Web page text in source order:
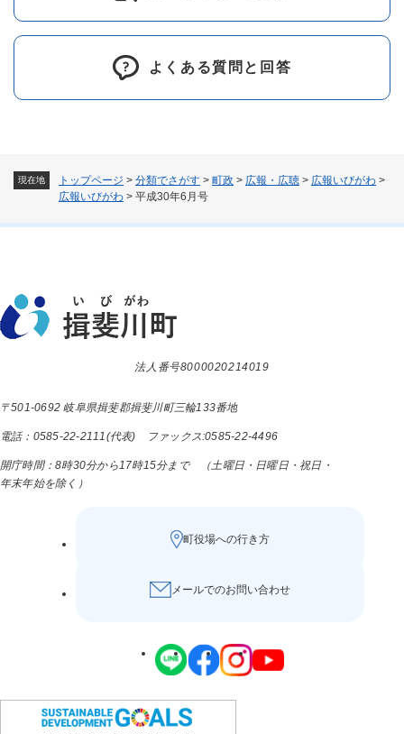
現在地 トップページ > 分類でさがす > 町政 > 広報・広聴 > 広報いびがわ >
広報いびがわ > 平成30年6月号
よくある質問と回答
法人番号8000020214019
〒501-0692 岐阜県揖斐郡揖斐川町三輪133番地
電話：0585-22-2111(代表) ファックス:0585-22-4496
開庁時間：8時30分から17時15分まで （土曜日・日曜日・祝日・
年末年始を除く）
町役場への行き方
メールでのお問い合わせ